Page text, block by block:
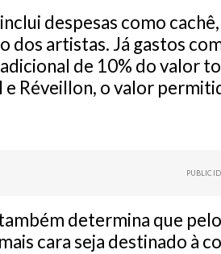
despesas como
dos artistas. Já gastos
de 10% do valor
e Réveillon, o valor
determina que
cara seja destinado à